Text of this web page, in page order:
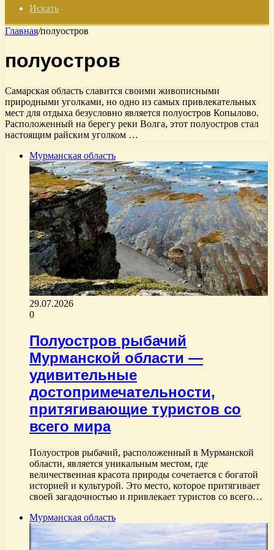
Искать
Главная/полуостров
полуостров
Самарская область славится своими живописными
природными уголками, но одно из самых привлекательных
мест для отдыха безусловно является полуостров Копылово.
Расположенный на берегу реки Волга, этот полуостров стал
настоящим райским уголком …
Мурманская область
29.07.2026
0
Полуостров рыбачий
Мурманской области —
удивительные
достопримечательности,
притягивающие туристов со
всего мира
Полуостров рыбачий, расположенный в Мурманской
области, является уникальным местом, где
величественная красота природы сочетается с богатой
историей и культурой. Это место, которое притягивает
своей загадочностью и привлекает туристов со всего…
Мурманская область